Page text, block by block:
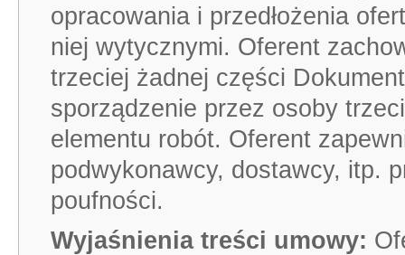
opracowania i przedłożenia
niej wytycznymi. Oferent
trzeciej żadnej części
sporządzenie przez osoby
elementu robót. Oferent
podwykonawcy, dostawcy, itp.
poufności.
Wyjaśnienia treści umowy: